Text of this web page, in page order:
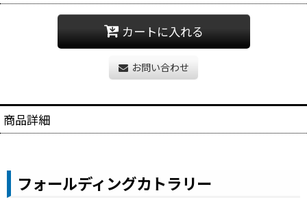
カートに入れる
お問い合わせ
商品詳細
フォールディングカトラリー